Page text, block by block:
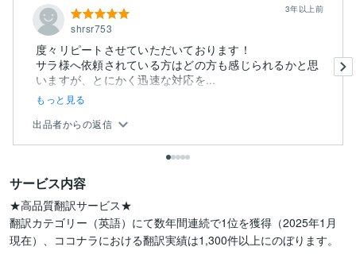
shrsr753
3年以上前
度々リピートさせていただいております！
サラ様へ依頼されている方はどの方も感じられるかと思
いますが、とにかく迅速な対応を...
もっと見る
出品者からの返信
サービス内容
★高品質翻訳サービス★
翻訳カテゴリー（英語）にて数年間連続で1位を獲得（2025年1月
現在）、ココナラにおける翻訳実績は1,300件以上にのぼります。